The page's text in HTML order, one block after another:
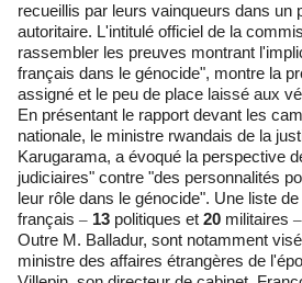
recueillis par leurs vainqueurs dans un
autoritaire. L'intitulé officiel de la
rassembler les preuves montrant
français dans le génocide", montre la
assigné et le peu de place laissé aux
En présentant le rapport devant les
nationale, le ministre rwandais de la
Karugarama, a évoqué la perspective
judiciaires" contre "des personnalités
leur rôle dans le génocide". Une liste de
français – 13 politiques et 20 militaires –
Outre M. Balladur, sont notamment
ministre des affaires étrangères de